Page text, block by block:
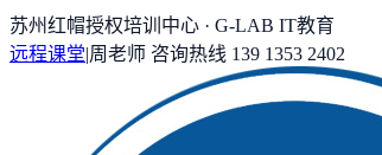
苏州红帽授权培训中心 · G-LAB IT教育
远程课堂|周老师 咨询热线 139 1353 2402